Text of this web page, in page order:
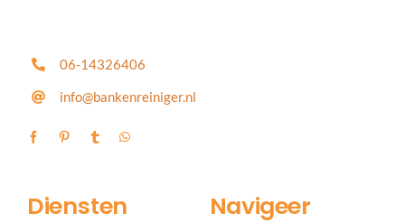
06-14326406
info@bankenreiniger.nl
Diensten Navigeer